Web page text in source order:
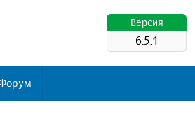
Версия
6.5.1